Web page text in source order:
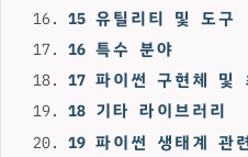
15 유틸리티 및 도구
16 특수 분야
17 파이썬 구현체 및
18 기타 라이브러리
19 파이썬 생태계 관